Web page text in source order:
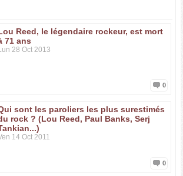
Reed, le légendaire rockeur, est mort
71 ans
28 Oct 2013
0
sont les paroliers les plus surestimés
rock ? (Lou Reed, Paul Banks, Serj
14 Oct 2011
0